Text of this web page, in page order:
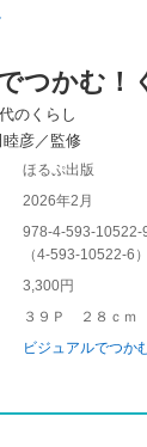
つかむ！
のくらし
睦彦／監修
ほるぷ出版
2026年2月
978-4-593-10522-
（4-593-10522-6 ）
3,300円
３９Ｐ ２８ｃｍ
ビジュアルでつか